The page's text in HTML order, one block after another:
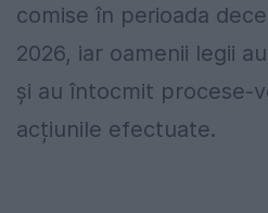
comise în perioada
2026, iar oamenii legii
și au întocmit procese-
acțiunile efectuate.